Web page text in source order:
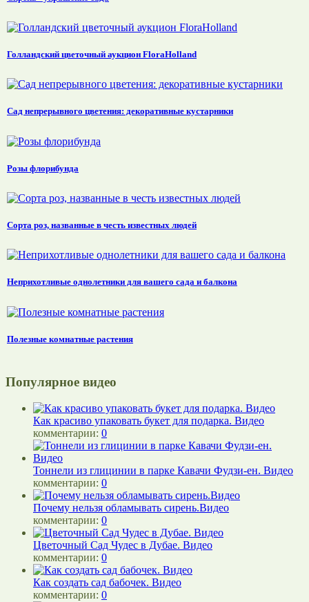
Голландский цветочный аукцион FloraHolland
Сад непрерывного цветения: декоративные кустарники
Розы флорибунда
Сорта роз, названные в честь известных людей
Неприхотливые однолетники для вашего сада и балкона
Полезные комнатные растения
Популярное видео
Как красиво упаковать букет для подарка. Видео
комментарии: 0
Тоннели из глицинии в парке Кавачи Фудзи-ен. Видео
комментарии: 0
Почему нельзя обламывать сирень.Видео
комментарии: 0
Цветочный Сад Чудес в Дубае. Видео
комментарии: 0
Как создать сад бабочек. Видео
комментарии: 0